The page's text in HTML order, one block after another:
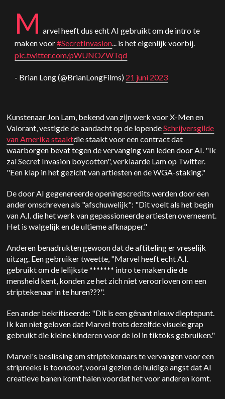
M arvel heeft dus echt AI gebruikt om de intro te
maken voor#SecretInvasion ... is het eigenlijk voorbij.
pic.twitter.com/pWUNOZWTqd
- Brian Long (@BrianLongFilms) 21 juni 2023
Kunstenaar Jon Lam, bekend van zijn werk voor X-Men en
Valorant, vestigde de aandacht op de lopendeSchrijversgilde
van Amerika staaktdie staakt voor een contract dat
waarborgen bevat tegen de vervanging van leden door AI. "Ik
zal Secret Invasion boycotten", verklaarde Lam op Twitter.
"Een klap in het gezicht van artiesten en de WGA-staking."
De door AI gegenereerde openingscredits werden door een
ander omschreven als "afschuwelijk": "Dit voelt als het begin
van A.I. die het werk van gepassioneerde artiesten overneemt.
Het is walgelijk en de ultieme afknapper."
Anderen benadrukten gewoon dat de aftiteling er vreselijk
uitzag. Een gebruiker tweette, "Marvel heeft echt A.I.
gebruikt om de lelijkste ******* intro te maken die de
mensheid kent, konden ze het zich niet veroorloven om een
striptekenaar in te huren???".
Een ander bekritiseerde: "Dit is een gênant nieuw dieptepunt.
Ik kan niet geloven dat Marvel trots dezelfde visuele grap
gebruikt die kleine kinderen voor de lol in tiktoks gebruiken."
Marvel's beslissing om striptekenaars te vervangen voor een
stripreeks is toondoof, vooral gezien de huidige angst dat AI
creatieve banen komt halen voordat het voor anderen komt.